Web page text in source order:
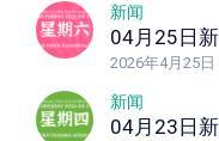
新闻
2026年4月25日
新闻